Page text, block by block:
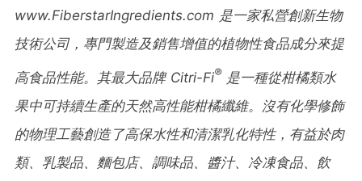
www.FiberstarIngredients.com 是一家私營創新生物
技術公司，專門製造及銷售增值的植物性食品成分來提
高食品性能。其最大品牌Citri-Fi® 是一種從柑橘類水
果中可持續生產的天然高性能柑橘纖維。沒有化學修飾
的物理工藝創造了高保水性和清潔乳化特性，有益於肉
類、乳製品、麵包店、調味品、醬汁、冷凍食品、飲